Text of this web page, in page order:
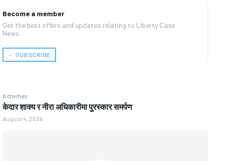
Become a member
Get the best offers and updates relating to Liberty Case
News.
﹢ SUBSCRIBE
Activities
केदार शाक्य र नीरा अधिकारीमा पुरस्कार समर्पण
August 4, 2026